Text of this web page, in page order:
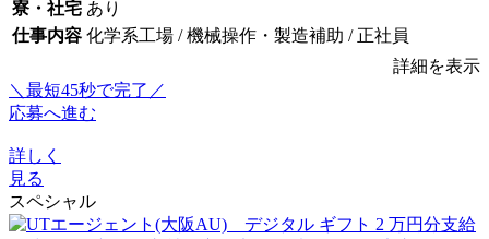
寮・社宅 あり
仕事内容 化学系工場 / 機械操作・製造補助 / 正社員
詳細を表示
＼最短45秒で完了／
応募へ進む
詳しく
見る
スペシャル